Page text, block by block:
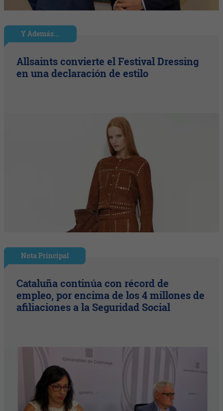
Y Además...
Allsaints convierte el Festival Dressing
en una declaración de estilo
Nota Principal
Cataluña continúa con récord de
empleo, por encima de los 4 millones de
afiliaciones a la Seguridad Social